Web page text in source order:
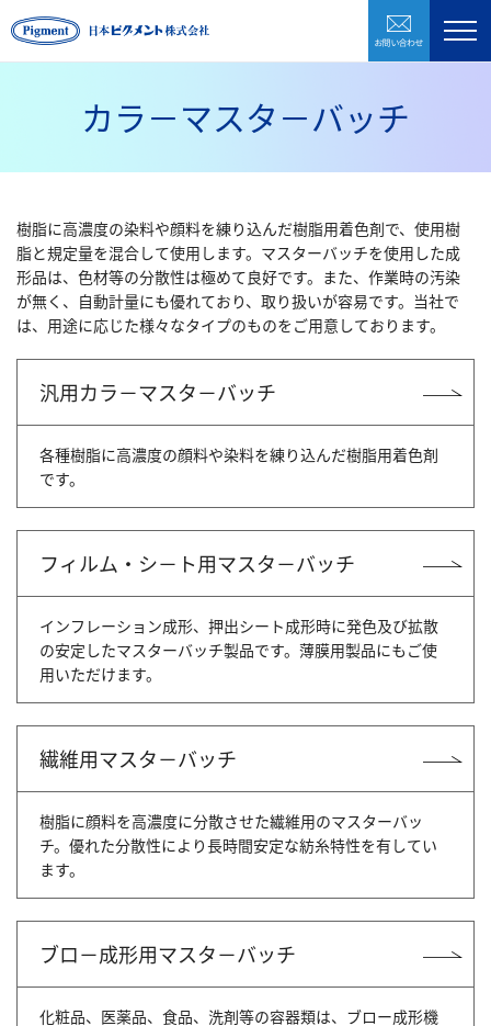
製品紹介
研究開発
採用情報
お問い合わせ
株式会社日本ピグメントホールディングス
CLOSE
カラ－マスタ－バッチ
樹脂に高濃度の染料や顔料を練り込んだ樹脂用着色剤で、使用樹
脂と規定量を混合して使用します。マスターバッチを使用した成
形品は、色材等の分散性は極めて良好です。また、作業時の汚染
が無く、自動計量にも優れており、取り扱いが容易です。当社で
は、用途に応じた様々なタイプのものをご用意しております。
汎用カラ－マスタ－バッチ
各種樹脂に高濃度の顔料や染料を練り込んだ樹脂用着色剤
です。
フィルム・シ－ト用マスタ－バッチ
インフレーション成形、押出シート成形時に発色及び拡散
の安定したマスターバッチ製品です。薄膜用製品にもご使
用いただけます。
繊維用マスタ－バッチ
樹脂に顔料を高濃度に分散させた繊維用のマスターバッ
チ。優れた分散性により長時間安定な紡糸特性を有してい
ます。
ブロ－成形用マスタ－バッチ
化粧品、医薬品、食品、洗剤等の容器類は、ブロー成形機